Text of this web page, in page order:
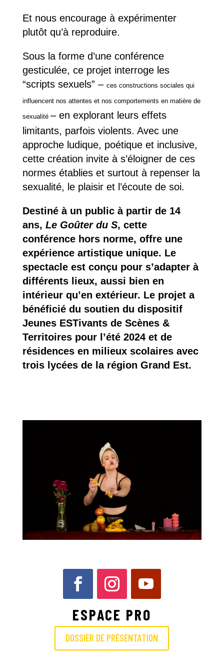
Et nous encourage à expérimenter
plutôt qu’à reproduire.
Sous la forme d’une conférence
gesticulée, ce projet interroge les
“scripts sexuels” – ces constructions sociales qui
influencent nos attentes et nos comportements en matière de
sexualité – en explorant leurs effets
limitants, parfois violents. Avec une
approche ludique, poétique et inclusive,
cette création invite à s’éloigner de ces
normes établies et surtout à repenser la
sexualité, le plaisir et l’écoute de soi.
Destiné à un public à partir de 14
ans, Le Goûter du S, cette
conférence hors norme, offre une
expérience artistique unique. Le
spectacle est conçu pour s’adapter à
différents lieux, aussi bien en
intérieur qu’en extérieur. Le projet a
bénéficié du soutien du dispositif
Jeunes ESTivants de Scènes &
Territoires pour l’été 2024 et de
résidences en milieux scolaires avec
trois lycées de la région Grand Est.
ESPACE PRO
DOSSIER DE PRÉSENTATION